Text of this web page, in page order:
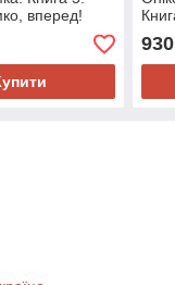
вперед!
930